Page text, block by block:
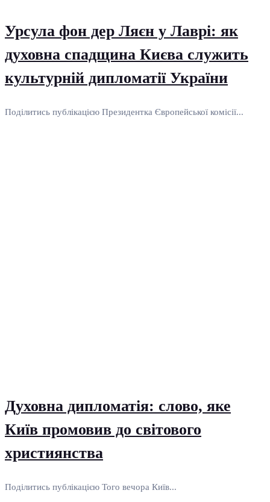
Урсула фон дер Ляєн у Лаврі: як
духовна спадщина Києва служить
культурній дипломатії України
Поділитись публікацією Президентка Європейської комісії...
Духовна дипломатія: слово, яке
Київ промовив до світового
християнства
Поділитись публікацією Того вечора Київ...